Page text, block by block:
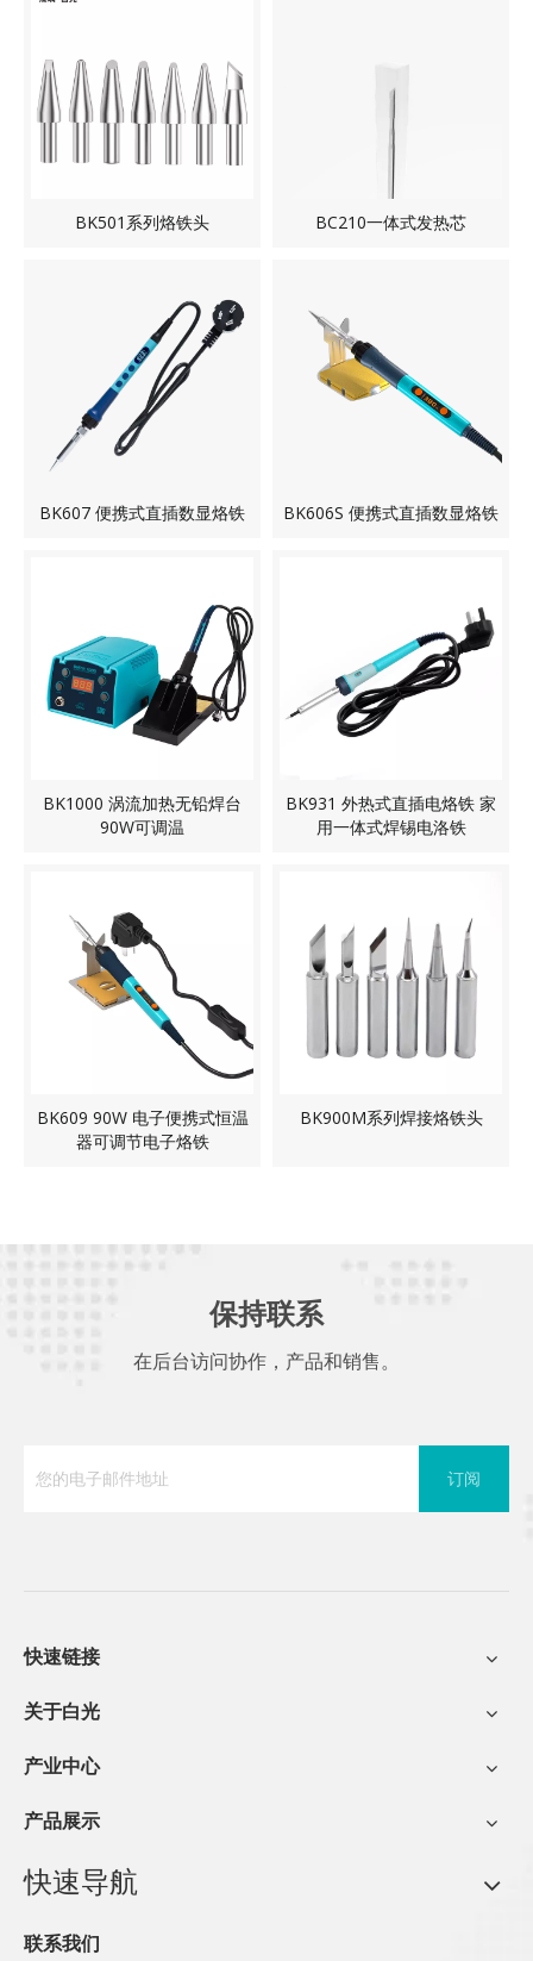
BK501系列烙铁头 BC210一体式发热芯
BK607 便携式直插数显烙铁 BK606S 便携式直插数显烙铁
BK1000 涡流加热无铅焊台
90W可调温
BK931 外热式直插电烙铁 家
用一体式焊锡电洛铁
BK609 90W 电子便携式恒温
器可调节电子烙铁
BK900M系列焊接烙铁头
保持联系
在后台访问协作，产品和销售。
订阅
快速链接
关于白光
产业中心
产品展示
快速导航
联系我们